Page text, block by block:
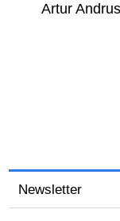
Artur
Newsletter